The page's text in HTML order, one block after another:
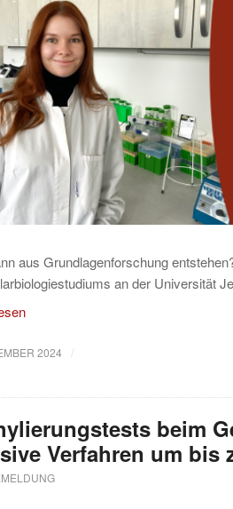
aus Grundlagenforschung
an der Universität
2024 /
beim
Verfahren um bis